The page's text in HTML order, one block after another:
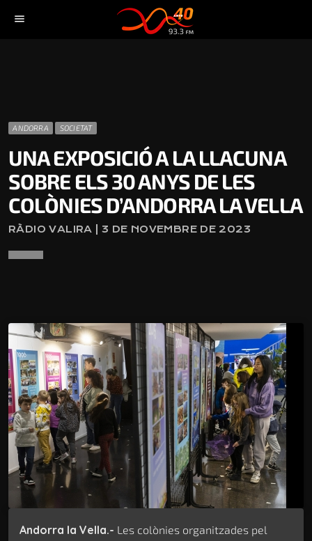
menu
ANDORRA SOCIETAT
UNA EXPOSICIÓ A LA LLACUNA
SOBRE ELS 30 ANYS DE LES
COLÒNIES D’ANDORRA LA VELLA
RÀDIO VALIRA | 3 DE NOVEMBRE DE 2023
Andorra la Vella.- Les colònies organitzades pel